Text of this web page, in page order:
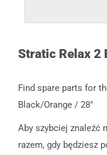
Stratic Relax 2
Find spare parts for
Black/Orange / 28"
Aby szybciej znaleźć
razem, gdy będziesz